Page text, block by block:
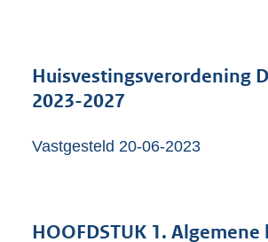
r
o
9
Huisvestingsverordening
2023-2027
Vastgesteld 20-06-2023
HOOFDSTUK 1. Algemene